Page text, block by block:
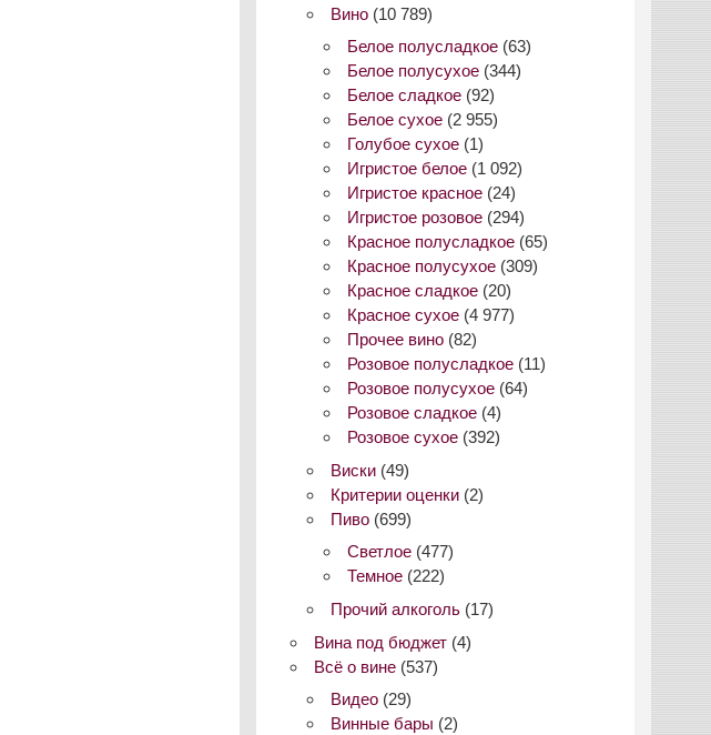
Вино (10 789)
Белое полусладкое (63)
Белое полусухое (344)
Белое сладкое (92)
Белое сухое (2 955)
Голубое сухое (1)
Игристое белое (1 092)
Игристое красное (24)
Игристое розовое (294)
Красное полусладкое (65)
Красное полусухое (309)
Красное сладкое (20)
Красное сухое (4 977)
Прочее вино (82)
Розовое полусладкое (11)
Розовое полусухое (64)
Розовое сладкое (4)
Розовое сухое (392)
Виски (49)
Критерии оценки (2)
Пиво (699)
Светлое (477)
Темное (222)
Прочий алкоголь (17)
Вина под бюджет (4)
Всё о вине (537)
Видео (29)
Винные бары (2)